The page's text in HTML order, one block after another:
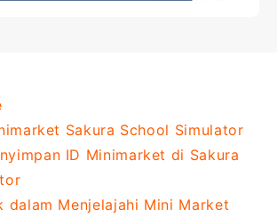
Sakura School Simulator
ID Minimarket di Sakura
dalam Menjelajahi Mini Market